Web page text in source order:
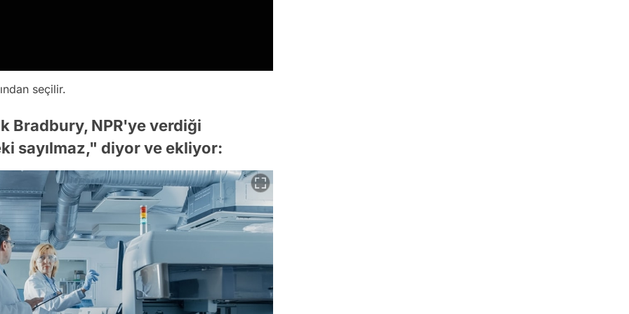
seçilir.
Bradbury, NPR'ye verdiği
sayılmaz," diyor ve ekliyor: